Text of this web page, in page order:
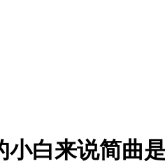
小白来说简曲